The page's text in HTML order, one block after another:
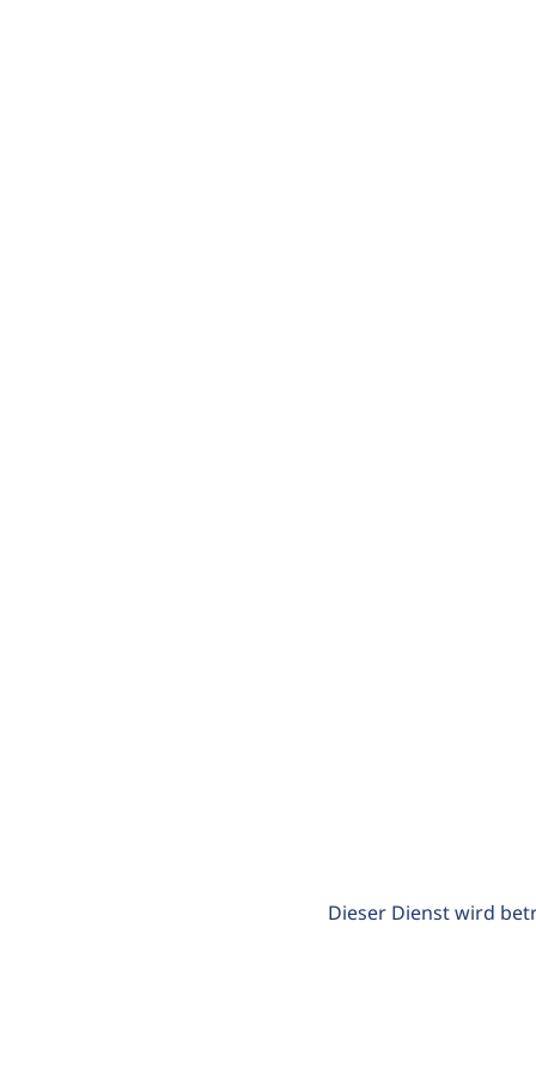
Dieser Dienst wird